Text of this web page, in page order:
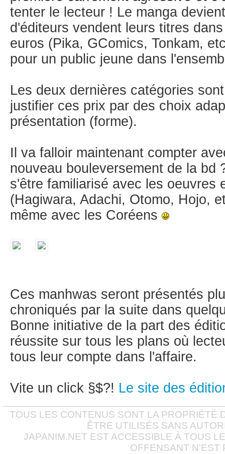
tenter le lecteur ! Le manga
d'éditeurs vendent leurs titres
euros (Pika, GComics, Tonkam,
pour un public jeune dans
Les deux dernières catégories
justifier ces prix par des choix
présentation (forme).
Il va falloir maintenant compter
nouveau bouleversement de la bd
s'être familiarisé avec les oeuvres
(Hagiwara, Adachi, Otomo, Hojo,
même avec les Coréens
Ces manhwas seront présentés
chroniqués par la suite dans
Bonne initiative de la part des
réussite sur tous les plans où
tous leur compte dans l'affaire.
Vite un click §$?! Le site des
TOUS LES CONTENUS SONT LA PROPRIÉTÉ
ÊTRE UTILISÉS SANS
JAPANIM.NET EST ACCESSIBLE À TOUS
OFFENSANT N'EST